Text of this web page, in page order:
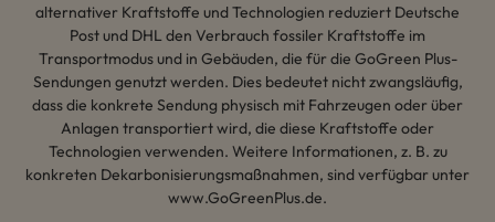
alternativer Kraftstoffe und Technologien reduziert Deutsche
Post und DHL den Verbrauch fossiler Kraftstoffe im
Transportmodus und in Gebäuden, die für die GoGreen Plus-
Sendungen genutzt werden. Dies bedeutet nicht zwangsläufig,
dass die konkrete Sendung physisch mit Fahrzeugen oder über
Anlagen transportiert wird, die diese Kraftstoffe oder
Technologien verwenden. Weitere Informationen, z. B. zu
konkreten Dekarbonisierungsmaßnahmen, sind verfügbar unter
www.GoGreenPlus.de.